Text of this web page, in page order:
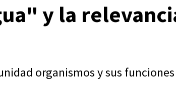
y la
organismos y sus